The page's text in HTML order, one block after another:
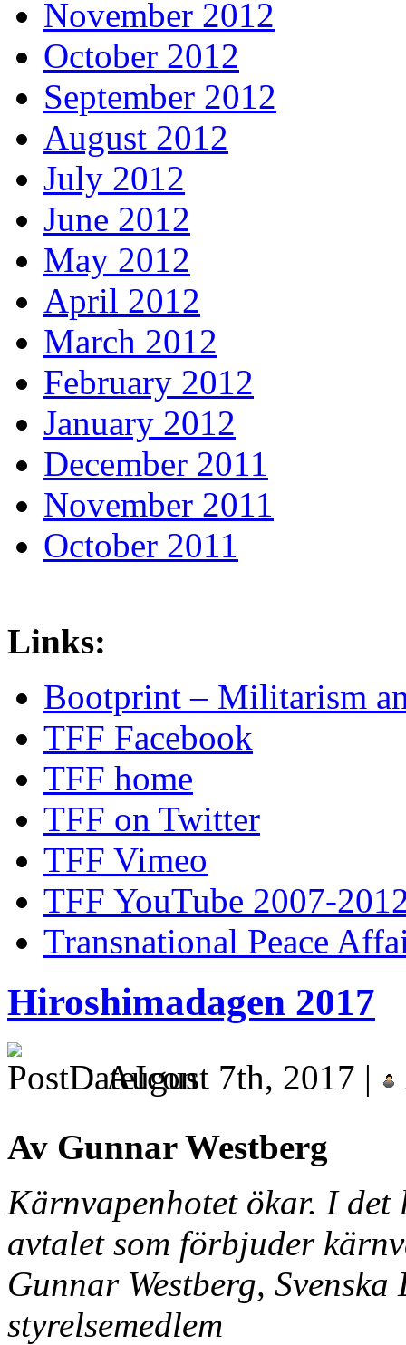
November 2012
October 2012
September 2012
August 2012
July 2012
June 2012
May 2012
April 2012
March 2012
February 2012
January 2012
December 2011
November 2011
October 2011
Links:
Bootprint – Militarism
TFF Facebook
TFF home
TFF on Twitter
TFF Vimeo
TFF YouTube 2007-
Transnational Peace
Hiroshimadagen 2017
August 7th, 2017 |
Av Gunnar Westberg
Kärnvapenhotet ökar. I
avtalet som förbjuder
Gunnar Westberg,
styrelsemedlem